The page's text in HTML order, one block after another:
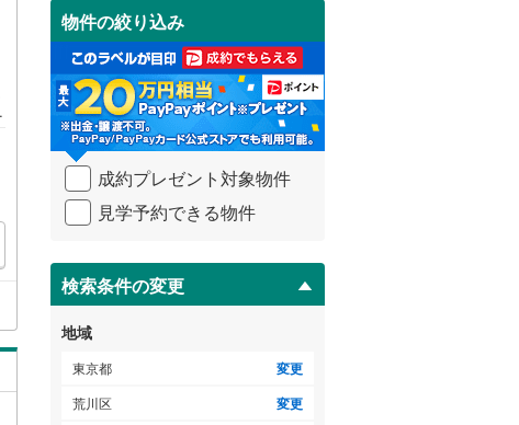
受
け
取
る
・
条
件
を
イ
ペ
ジ
に
保
存
す
る
物件の絞り込み
成約プレゼント対象物件
見学予約できる物件
検索条件の変更
地域
東京都 変更
荒川区 変更
西多摩郡奥多摩町
新島村(0)
御蔵島村(0)
小笠原村(0)
西武拝島線(0)
京王高尾線(0)
小田急小田原線(0)
東急多摩川線(0)
東急池上線 ( 0)
東京モノレール(0)
小学校まで1km以内（4）
ゲストルーム（0）
ＴＶモニタ付インターホン
（4）